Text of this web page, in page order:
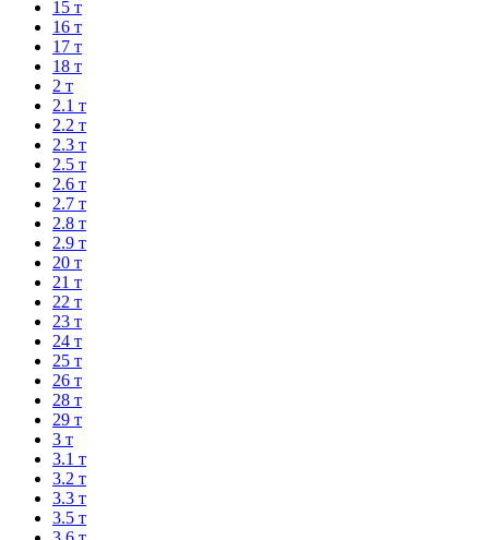
15 т
16 т
17 т
18 т
2 т
2.1 т
2.2 т
2.3 т
2.5 т
2.6 т
2.7 т
2.8 т
2.9 т
20 т
21 т
22 т
23 т
24 т
25 т
26 т
28 т
29 т
3 т
3.1 т
3.2 т
3.3 т
3.5 т